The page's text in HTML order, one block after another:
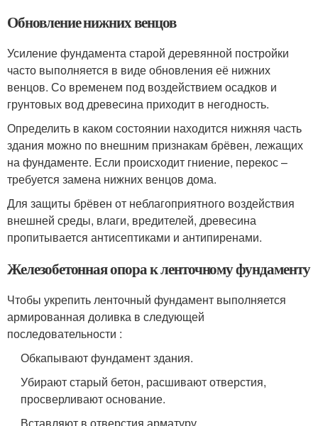
Обновление нижних венцов
Усиление фундамента старой деревянной постройки
часто выполняется в виде обновления её нижних
венцов. Со временем под воздействием осадков и
грунтовых вод древесина приходит в негодность.
Определить в каком состоянии находится нижняя часть
здания можно по внешним признакам брёвен, лежащих
на фундаменте. Если происходит гниение, перекос –
требуется замена нижних венцов дома.
Для защиты брёвен от неблагоприятного воздействия
внешней среды, влаги, вредителей, древесина
пропитывается антисептиками и антипиренами.
Железобетонная опора к ленточному фундаменту
Чтобы укрепить ленточный фундамент выполняется
армированная доливка в следующей
последовательности :
Обкапывают фундамент здания.
Убирают старый бетон, расшивают отверстия,
просверливают основание.